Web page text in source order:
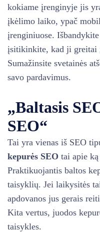
kokiame įrenginyje jis
įkėlimo laiko, ypač
įrenginiuose.
įsitikinkite, kad ji greitai
Sumažinsite svetainės
savo pardavimus.
„Baltasis
SEO“
Tai yra vienas iš SEO
kepurės SEO tai apie
Praktikuojantis baltos
taisyklių. Jei laikysitės
apdovanos jus gerais
Kita vertus, juodos
taisykles.